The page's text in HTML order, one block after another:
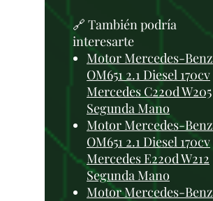
🔗 También podría
interesarte
Motor Mercedes-Benz
OM651 2.1 Diesel 170cv
Mercedes C220d W205
Segunda Mano
Motor Mercedes-Benz
OM651 2.1 Diesel 170cv
Mercedes E220d W212
Segunda Mano
Motor Mercedes-Benz